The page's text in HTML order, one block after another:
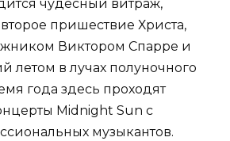
чудесный витраж,
пришествие Христа,
Виктором Спарре и
летом в лучах полуночного
года здесь проходят
Midnight Sun с
музыкантов.